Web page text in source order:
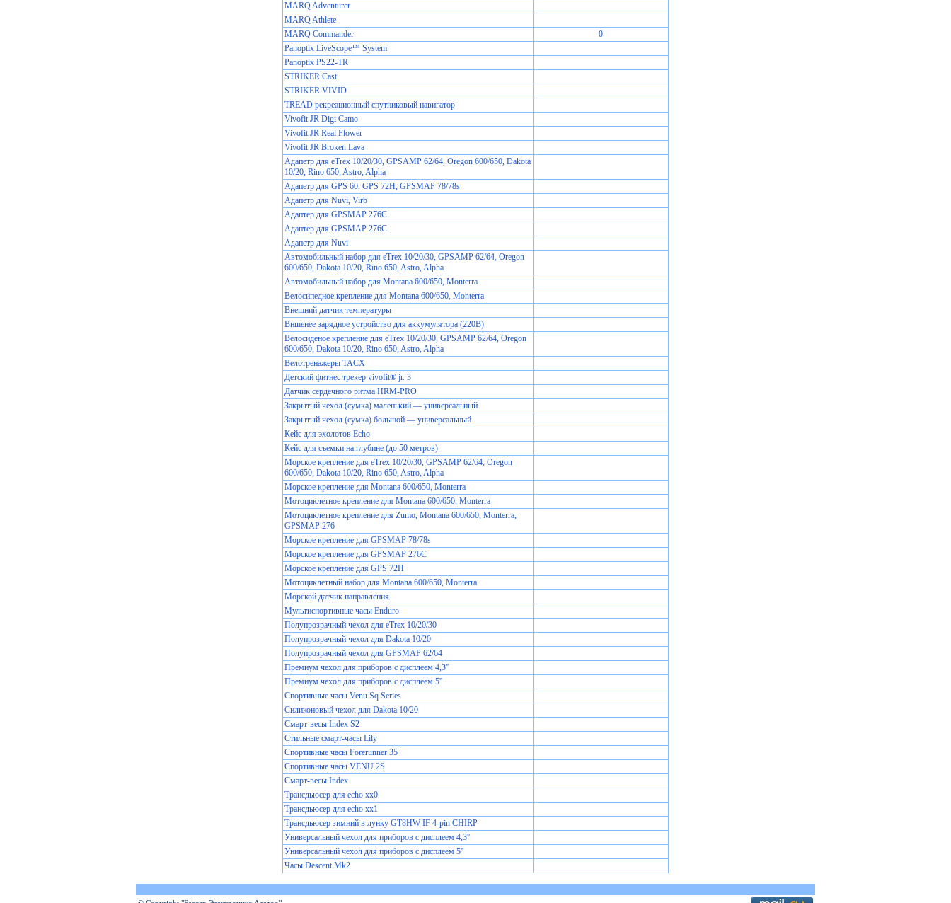
MARQ Adventurer
MARQ Athlete
MARQ Commander
0
Panoptix LiveScope™ System
Panoptix PS22-TR
STRIKER Cast
STRIKER VIVID
TREAD рекреационный спутниковый навигатор
Vivofit JR Digi Camo
Vivofit JR Real Flower
Vivofit JR Broken Lava
Адапетр для eTrex 10/20/30, GPSAMP 62/64, Oregon 600/650, Dakota
10/20, Rino 650, Astro, Alpha
Адапетр для GPS 60, GPS 72H, GPSMAP 78/78s
Адапетр для Nuvi, Virb
Адаптер для GPSMAP 276C
Адаптер для GPSMAP 276C
Адапетр для Nuvi
Автомобильный набор для eTrex 10/20/30, GPSAMP 62/64, Oregon
600/650, Dakota 10/20, Rino 650, Astro, Alpha
Автомобильный набор для Montana 600/650, Monterra
Велосипедное крепление для Montana 600/650, Monterra
Внешний датчик температуры
Вншенее зарядное устройство для аккумулятора (220В)
Велосиденое крепление для eTrex 10/20/30, GPSAMP 62/64, Oregon
600/650, Dakota 10/20, Rino 650, Astro, Alpha
Велотренажеры TACX
Детский фитнес трекер vivofit® jr. 3
Датчик сердечного ритма HRM-PRO
Закрытый чехол (сумка) маленький — универсальный
Закрытый чехол (сумка) большой — универсальный
Кейс для эхолотов Echo
Кейс для съемки на глубине (до 50 метров)
Морское крепление для eTrex 10/20/30, GPSAMP 62/64, Oregon
600/650, Dakota 10/20, Rino 650, Astro, Alpha
Морское крепление для Montana 600/650, Monterra
Мотоциклетное крепление для Montana 600/650, Monterra
Мотоциклетное крепление для Zumo, Montana 600/650, Monterra,
GPSMAP 276
Морское крепление для GPSMAP 78/78s
Морское крепление для GPSMAP 276C
Морское крепление для GPS 72H
Мотоциклетный набор для Montana 600/650, Monterra
Морской датчик направления
Мультиспортивные часы Enduro
Полупрозрачный чехол для eTrex 10/20/30
Полупрозрачный чехол для Dakota 10/20
Полупрозрачный чехол для GPSMAP 62/64
Премиум чехол для приборов с дисплеем 4,3''
Премиум чехол для приборов с дисплеем 5''
Спортивные часы Venu Sq Series
Силиконовый чехол для Dakota 10/20
Смарт-весы Index S2
Стильные смарт-часы Lily
Спортивные часы Forerunner 35
Спортивные часы VENU 2S
Смарт-весы Index
Трансдьюсер для echo xx0
Трансдьюсер для echo xx1
Трансдьюсер зимний в лунку GT8HW-IF 4-pin CHIRP
Универсальный чехол для приборов с дисплеем 4,3''
Универсальный чехол для приборов с дисплеем 5''
Часы Descent Mk2